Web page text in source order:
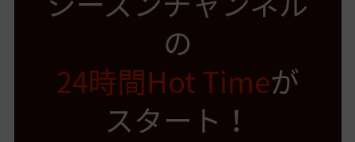
の
24時間Hot Timeが
スタート！